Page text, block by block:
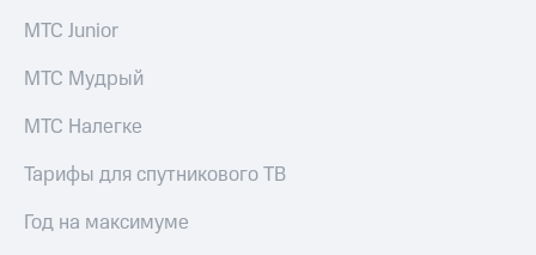
МТС Junior
МТС Мудрый
МТС Налегке
Тарифы для спутникового ТВ
Год на максимуме